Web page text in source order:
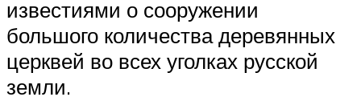
известиями о сооружении
большого количества деревянных
церквей во всех уголках русской
земли.